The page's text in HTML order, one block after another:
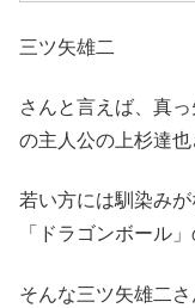
三ツ矢雄二
さんと言えば、真
の主人公の上杉達也
若い方には馴染みが
「ドラゴンボール」
そんな三ツ矢雄二